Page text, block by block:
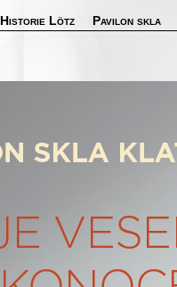
Historie Lötz Pavilon skla